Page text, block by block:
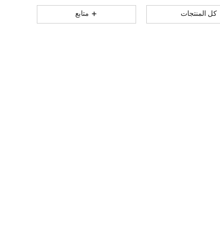
45
178
كل المنتجات متابع